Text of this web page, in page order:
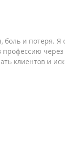
и потеря. Я
клиентов и